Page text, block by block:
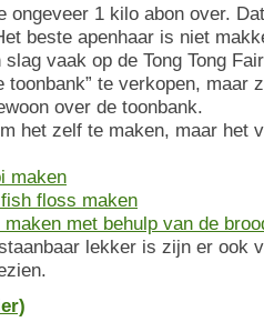
ongeveer 1 kilo abon over.
beste apenhaar is niet
vaak op de Tong Tong
toonbank” te verkopen, maar
over de toonbank.
het zelf te maken, maar het
maken
floss maken
met behulp van de
lekker is zijn er ook